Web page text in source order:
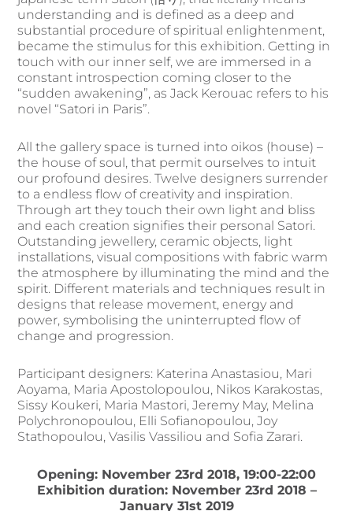
understanding and is defined as a deep and
substantial procedure of spiritual enlightenment,
became the stimulus for this exhibition. Getting in
touch with our inner self, we are immersed in a
constant introspection coming closer to the
“sudden awakening”, as Jack Kerouac refers to his
novel “Satori in Paris”.
All the gallery space is turned into oikos (house) –
the house of soul, that permit ourselves to intuit
our profound desires. Twelve designers surrender
to a endless flow of creativity and inspiration.
Through art they touch their own light and bliss
and each creation signifies their personal Satori.
Outstanding jewellery, ceramic objects, light
installations, visual compositions with fabric warm
the atmosphere by illuminating the mind and the
spirit. Different materials and techniques result in
designs that release movement, energy and
power, symbolising the uninterrupted flow of
change and progression.
Participant designers: Katerina Anastasiou, Mari
Aoyama, Maria Apostolopoulou, Nikos Karakostas,
Sissy Koukeri, Maria Mastori, Jeremy May, Melina
Polychronopoulou, Elli Sofianopoulou, Joy
Stathopoulou, Vasilis Vassiliou and Sofia Zarari.
Opening: November 23rd 2018, 19:00-22:00
Exhibition duration: November 23rd 2018 –
January 31st 2019